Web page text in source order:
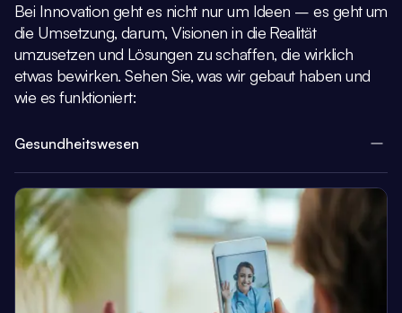
Bei Innovation geht es nicht nur um Ideen – es geht um
die Umsetzung, darum,Visionen in die Realität
umzusetzen und Lösungen zu schaffen, die wirklich
etwas bewirken.Sehen Sie, was wir gebaut haben und
wie es funktioniert:
Gesundheitswesen